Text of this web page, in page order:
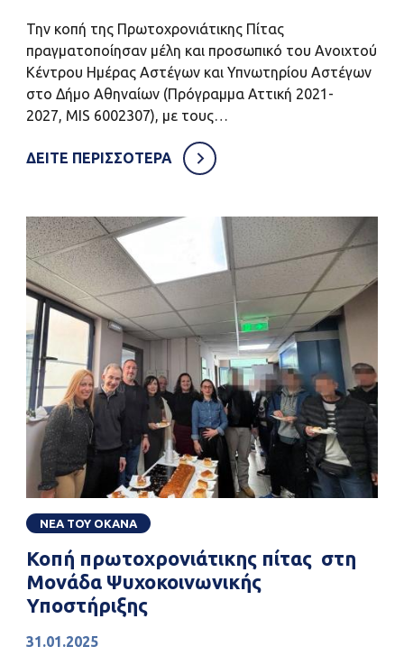
Την κοπή της Πρωτοχρονιάτικης Πίτας
πραγματοποίησαν μέλη και προσωπικό του Ανοιχτού
Κέντρου Ημέρας Αστέγων και Υπνωτηρίου Αστέγων
στο Δήμο Αθηναίων (Πρόγραμμα Αττική 2021-
2027, MIS 6002307), με τους…
ΔΕΙΤΕ ΠΕΡΙΣΣΟΤΕΡΑ
ΝΕΑ ΤΟΥ ΟΚΑΝΑ
Κοπή πρωτοχρονιάτικης πίτας στη
Μονάδα Ψυχοκοινωνικής
Υποστήριξης
31.01.2025